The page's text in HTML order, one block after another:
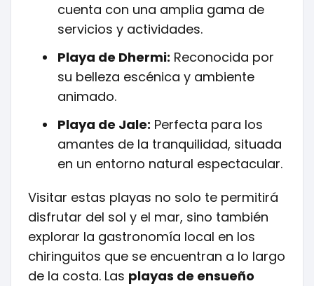
cuenta con una amplia gama de
servicios y actividades.
Playa de Dhermi: Reconocida por
su belleza escénica y ambiente
animado.
Playa de Jale: Perfecta para los
amantes de la tranquilidad, situada
en un entorno natural espectacular.
Visitar estas playas no solo te permitirá
disfrutar del sol y el mar, sino también
explorar la gastronomía local en los
chiringuitos que se encuentran a lo largo
de la costa. Las playas de ensueño